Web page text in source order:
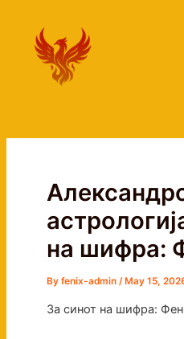
content
на шифра:
By fenix-admin /May 15,
За синот на шифра: